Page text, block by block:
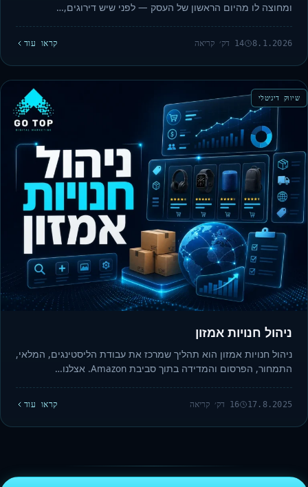
ומחוצה לו מהיום הראשון של העסק — לפני שיש דירוגים,…
8.1.2026 14 דק׳ קריאה קראו עוד
שיווק דיגיטלי
ניהול חנויות אמזון
ניהול חנויות אמזון הוא תהליך שמרכז את עבודת הליסטינגים, המלאי,
התמחור, הפרסום והמדידה בתוך סביבת Amazon. אצלנו…
17.8.2025 16 דק׳ קריאה קראו עוד